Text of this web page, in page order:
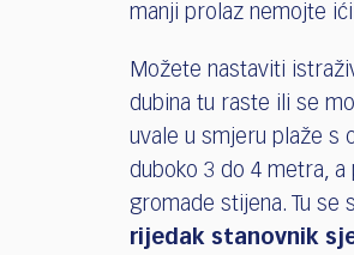
manji prolaz nemojte
Možete nastaviti
dubina tu raste ili se
uvale u smjeru plaže s
duboko 3 do 4 metra, a
gromade stijena. Tu se
rijedak stanovnik